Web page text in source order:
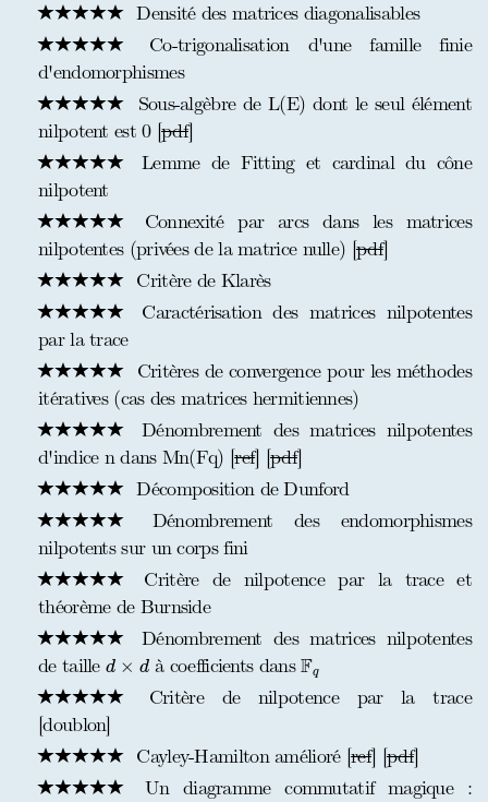
Densité des matrices diagonalisables
Co-trigonalisation d'une famille finie
d'endomorphismes
Sous-algèbre de L(E) dont le seul élément
nilpotent est 0 [pdf]
Lemme de Fitting et cardinal du cône
nilpotent
Connexité par arcs dans les matrices
nilpotentes (privées de la matrice nulle) [pdf]
Critère de Klarès
Caractérisation des matrices nilpotentes
par la trace
Critères de convergence pour les méthodes
itératives (cas des matrices hermitiennes)
Dénombrement des matrices nilpotentes
d'indice n dans Mn(Fq) [ref] [pdf]
Décomposition de Dunford
Dénombrement des endomorphismes
nilpotents sur un corps fini
Critère de nilpotence par la trace et
théorème de Burnside
Dénombrement des matrices nilpotentes
de taille d × d
d × à coefficients dansFq
F
Critère de nilpotence par la trace
[doublon]
Cayley-Hamilton amélioré [ref] [pdf]
Un diagramme commutatif magique :